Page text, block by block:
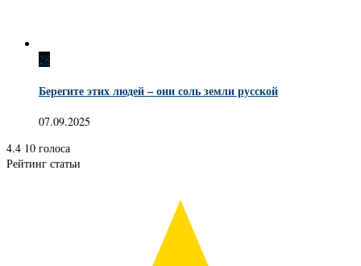
28
Берегите этих людей – они соль земли русской
07.09.2025
4.4 10 голоса
Рейтинг статьи